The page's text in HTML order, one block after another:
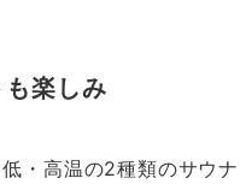
楽しみ
・高温の2種類のサウナ